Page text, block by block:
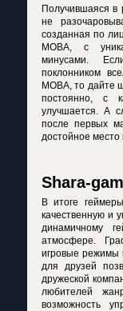
Получившаяся в
не
созданная по
МОВА, с
минусами.
поклонником
МОВА, то дайте
постоянно, с
улучшается. А
после первых
достойное
Shara-
В итоге
качественную и
динамичному
атмосфере.
игровые режимы
для друзей
дружеской
любителей
возможность